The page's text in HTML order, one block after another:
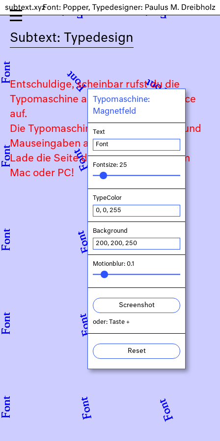
Subtext: Typedesign
Entschuldige, scheinbar rufst du die
Typomaschine auf einem Touch-Device
auf.
Die Typomaschine ist auf Keyboard- und
Mauseingaben angewiesen.
Lade die Seite daher bitte auf deinem
Mac oder PC!
Typomaschine:
Magnetfeld
Text
Fontsize: 25
TypeColor
Background
Motionblur: 0.1
Screenshot
oder: Taste +
Reset